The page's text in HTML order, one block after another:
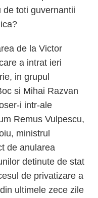
de toti guvernantii
de la Victor
a intrat ieri
in grupul
si Mihai Razvan
i intr-ale
Remus Vulpescu,
ministrul
de anularea
detinute de stat
de privatizare a
ultimele zece zile